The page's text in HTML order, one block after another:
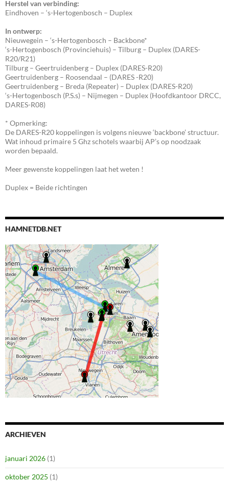
Herstel van verbinding:
Eindhoven – ‘s-Hertogenbosch – Duplex
In ontwerp:
Nieuwegein – ‘s-Hertogenbosch – Backbone*
‘s-Hertogenbosch (Provinciehuis) – Tilburg – Duplex (DARES-
R20/R21)
Tilburg – Geertruidenberg – Duplex (DARES-R20)
Geertruidenberg – Roosendaal – (DARES -R20)
Geertruidenberg – Breda (Repeater) – Duplex (DARES-R20)
‘s-Hertogenbosch (P.S.s) – Nijmegen – Duplex (Hoofdkantoor DRCC,
DARES-R08)
* Opmerking:
De DARES-R20 koppelingen is volgens nieuwe ‘backbone’ structuur.
Wat inhoud primaire 5 Ghz schotels waarbij AP’s op noodzaak
worden bepaald.
Meer gewenste koppelingen laat het weten !
Duplex = Beide richtingen
HAMNETDB.NET
ARCHIEVEN
januari 2026 (1)
oktober 2025 (1)